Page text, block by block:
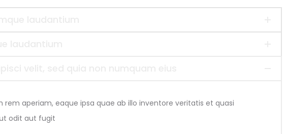
aperiam, eaque ipsa quae ab illo inventore veritatis et quasi
odit aut fugit